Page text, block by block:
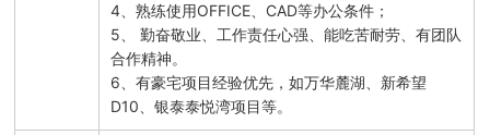
4、熟练使用OFFICE、CAD等办公条件；
5、 勤奋敬业、工作责任心强、能吃苦耐劳、有团队
合作精神。
6、有豪宅项目经验优先，如万华麓湖、新希望
D10、银泰泰悦湾项目等。